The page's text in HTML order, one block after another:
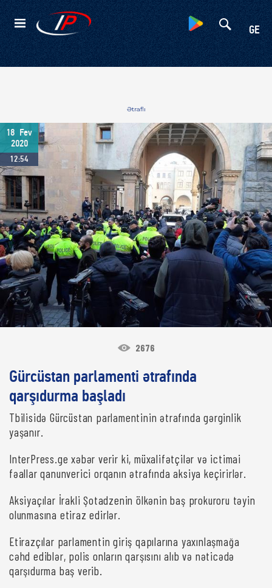
GE
Kateqoriyalar
Ətraflı
18
Fev
2020
12:54
2676
Gürcüstan parlamenti ətrafında
qarşıdurma başladı
Tbilisidə Gürcüstan parlamentinin ətrafında gərginlik
yaşanır.
InterPress.ge xəbər verir ki, müxalifətçilər və ictimai
fəallar qanunverici orqanın ətrafında aksiya keçirirlər.
Aksiyaçılar İrakli Şotadzenin ölkənin baş prokuroru təyin
olunmasına etiraz edirlər.
Etirazçılar parlamentin giriş qapılarına yaxınlaşmağa
cəhd ediblər, polis onların qarşısını alıb və nəticədə
qarşıdurma baş verib.